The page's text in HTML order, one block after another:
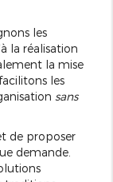
les
la réalisation
la mise
les
sans
de proposer
demande.